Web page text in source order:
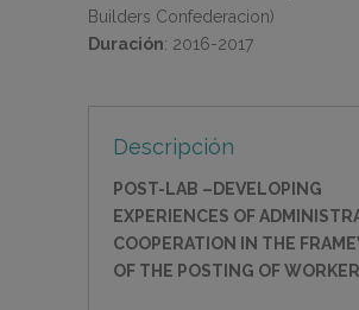
Builders Confederacion)
Duración: 2016-2017
Descripción
POST-LAB – DEVELOPING
EXPERIENCES OF
COOPERATION IN THE
OF THE POSTING OF